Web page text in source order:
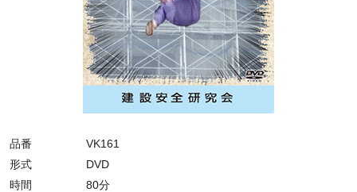
品番
VK161
形式
DVD
時間
80分